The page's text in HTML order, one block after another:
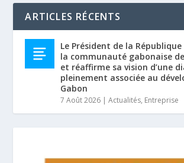
ARTICLES RÉCENTS
Le Président de la
la communauté gabonaise
et réaffirme sa vision d’une
pleinement associée au
Gabon
7 Août 2026 |Actualités, Entreprise